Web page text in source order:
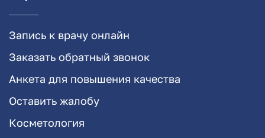
Запись к врачу онлайн
Заказать обратный звонок
Анкета для повышения качества
Оставить жалобу
Косметология